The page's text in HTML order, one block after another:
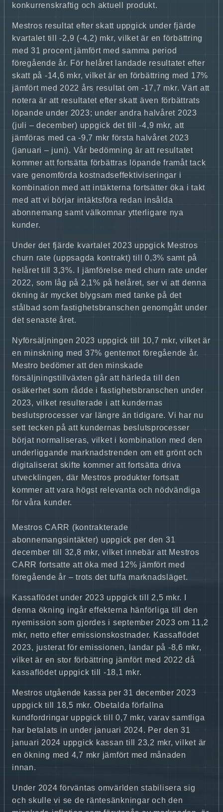
konkurrenskraftig och aktuell produkt.
Mestros resultat efter skatt uppgick under fjärde
kvartalet till -2,9 (-4,2) mkr, vilket är en förbättring
med 31 procent jämfört med samma period
föregående år. För helåret landade resultatet efter
skatt på -14,6 mkr, vilket är en förbättring med 17%
jämfört med 2022 års resultat om -17,7 mkr. Värt att
notera är att resultatet efter skatt även förbättrats
löpande under 2023; under andra halvåret 2023
(juli – december) uppgick det till -4,9 mkr, att
jämföras med ca -9,7 mkr första halvåret 2023
(januari – juni). Vår bedömning är att resultatet
kommer att fortsätta förbättras löpande framåt tack
vare genomförda kostnadseffektiviseringar i
kombination med att intäkterna fortsätter öka i takt
med att vi börjar intäktsföra redan insålda
abonnemang samt välkomnar ytterligare nya
kunder.
Under det fjärde kvartalet 2023 uppgick Mestros
churn rate (uppsagda kontrakt) till 0,3% samt på
helåret till 3,3%. I jämförelse med churn rate under
2022, som låg på 2,1% på helåret, ser vi att denna
ökning är mycket blygsam med tanke på det
stålbad som fastighetsbranschen genomgått under
det senaste året.
Nyförsäljningen 2023 uppgick till 10,7 mkr, vilket är
en minskning med 37% gentemot föregående år.
Mestro bedömer att den minskade
försäljningstillväxten går att härleda till den
osäkerhet som rådde i fastighetsbranschen under
2023, vilket resulterade i att kundernas
beslutsprocesser var längre än tidigare. Vi har nu
sett tecken på att kundernas beslutsprocesser
börjat normaliseras, vilket i kombination med den
underliggande marknadstrenden om ett grönt och
digitaliserat skifte kommer att fortsätta driva
utvecklingen, där Mestros produkter fortsatt
kommer att vara högst relevanta och nödvändiga
för våra kunder.
Mestros CARR (kontrakterade
abonnemangsintäkter) uppgick per den 31
december till 32,8 mkr, vilket innebär att Mestros
CARR fortsatte att öka med 12% jämfört med
föregående år – trots det tuffa marknadsläget.
Kassaflödet under 2023 uppgick till 2,5 mkr. I
denna ökning ingår effekterna hänförliga till den
nyemission som gjordes i september 2023 om 11,2
mkr, netto efter emissionskostnader. Kassaflödet
2023, justerat för emissionen, landar på -8,6 mkr,
vilket är en stor förbättring jämfört med 2022 då
kassaflödet uppgick till -18,1 mkr.
Mestros utgående kassa per 31 december 2023
uppgick till 18,5 mkr. Obetalda förfallna
kundfordringar uppgick till 0,7 mkr, varav samtliga
har betalats in under januari 2024. Per den 31
januari 2024 uppgick kassan till 23,2 mkr, vilket är
en ökning med 4,7 mkr jämfört med månaden
innan.
Under 2024 förväntas omvärlden stabilisera sig
och skulle vi se de räntesänkningar och den